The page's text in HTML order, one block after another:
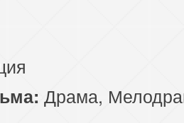
серия
114 серия 115 серия
Драма,